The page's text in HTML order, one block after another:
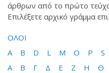
άρθρων από το πρώτο
Επιλέξετε αρχικό γράμμα
ΟΛΟΙ
A
B D L M O P S
Α
Β Γ Δ Ε Ζ Η Θ